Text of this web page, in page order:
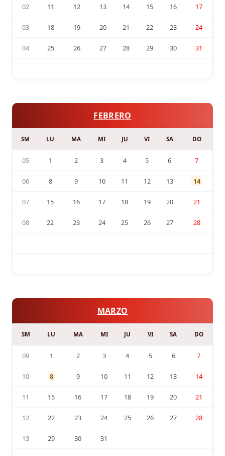
02 11 12 13 14 15 16 17
03 18 19 20 21 22 23 24
04 25 26 27 28 29 30 31
FEBRERO
SM LU MA MI JU VI SA DO
05 1 2 3 4 5 6 7
06 8 9 10 11 12 13 14
07 15 16 17 18 19 20 21
08 22 23 24 25 26 27 28
MARZO
SM LU MA MI JU VI SA DO
09 1 2 3 4 5 6 7
10 8 9 10 11 12 13 14
11 15 16 17 18 19 20 21
12 22 23 24 25 26 27 28
13 29 30 31